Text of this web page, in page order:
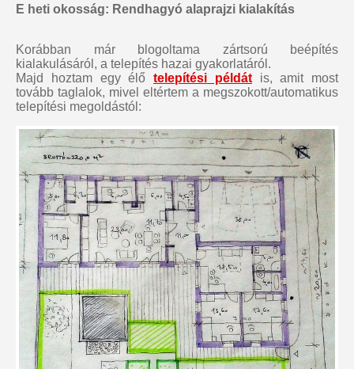
E heti okosság: Rendhagyó alaprajzi kialakítás
Korábban már blogoltama zártsorú beépítés
kialakulásáról, a telepítés hazai gyakorlatáról.
Majd hoztam egy élő telepítési példátis, amit most
tovább taglalok, mivel eltértem a megszokott/automatikus
telepítési megoldástól: